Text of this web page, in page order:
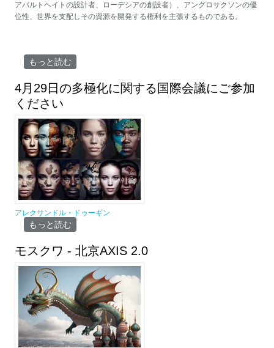
アパルトヘイトの設計者、ローデシアの創設者）、アングロサクソンの優
位性、世界を支配しその資源を開発する権利を主張するものである。
フェミニズムと真の女性像 について
もっと読む
4月29日の多極化に関する国際会議にご参加
ください
アレクサンドル・ドゥーギン
4月29日の多極化に関する国際会議にご参加ください について
もっと読む
モスクワ - 北京AXIS 2.0